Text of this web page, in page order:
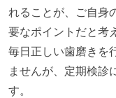
れることが、ご自身
要なポイントだと考
毎日正しい歯磨きを
ませんが、定期検診
す。